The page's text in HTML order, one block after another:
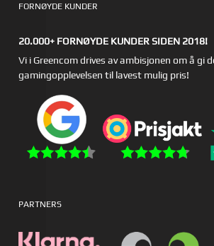
FORNØYDE KUNDER
20.000+ FORNØYDE KUNDER SIDEN 2018!
Vi i Greencom drives av ambisjonen om å gi
gamingopplevelsen til lavest mulig pris!
PARTNERS